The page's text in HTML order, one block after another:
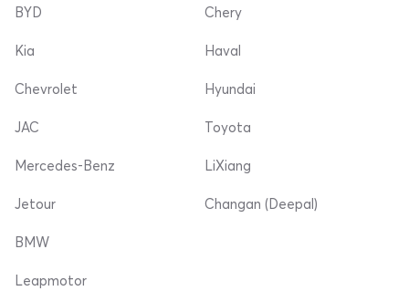
BYD
Kia
Chevrolet
Chery
Haval
Hyundai
JAC
Mercedes-Benz
Jetour
Toyota
LiXiang
Changan (Deepal)
BMW
Leapmotor